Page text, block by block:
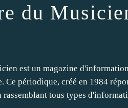
du
est un magazine
Ce périodique, créé en 1984
rassemblant tous types